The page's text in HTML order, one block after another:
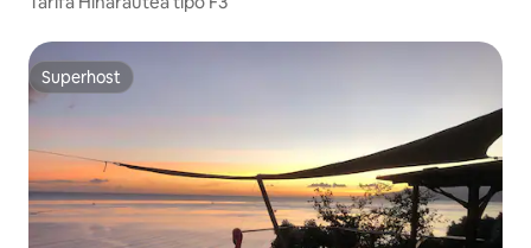
Superhost
Superhost